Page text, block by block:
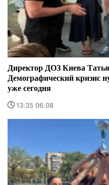
Директор ДОЗ Киева
Демографический кризис
уже сегодня
13:35 06.08